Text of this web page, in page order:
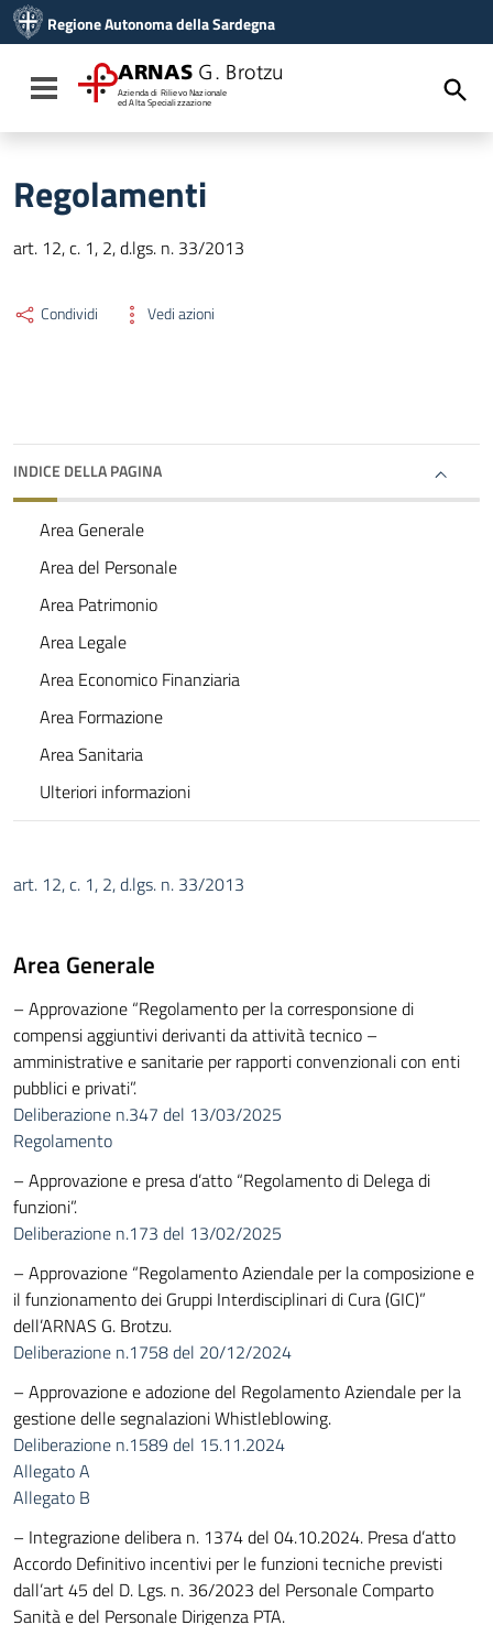
Vai al menu di navigazione
Vai al footer
Regione Autonoma della Sardegna
Toggle navigation
ARNAS G. Brotzu
Azienda di Rilievo Nazionale
ed Alta Specializzazione
Regolamenti
art. 12, c. 1, 2, d.lgs. n. 33/2013
Condividi Vedi azioni
INDICE DELLA PAGINA
Area Generale
Area del Personale
Area Patrimonio
Area Legale
Area Economico Finanziaria
Area Formazione
Area Sanitaria
Ulteriori informazioni
art. 12, c. 1, 2, d.lgs. n. 33/2013
Area Generale
– Approvazione “Regolamento per la corresponsione di
compensi aggiuntivi derivanti da attività tecnico –
amministrative e sanitarie per rapporti convenzionali con enti
pubblici e privati”.
Deliberazione n.347 del 13/03/2025
Regolamento
– Approvazione e presa d’atto “Regolamento di Delega di
funzioni”.
Deliberazione n.173 del 13/02/2025
– Approvazione “Regolamento Aziendale per la composizione e
il funzionamento dei Gruppi Interdisciplinari di Cura (GIC)”
dell’ARNAS G. Brotzu.
Deliberazione n.1758 del 20/12/2024
– Approvazione e adozione del Regolamento Aziendale per la
gestione delle segnalazioni Whistleblowing.
Deliberazione n.1589 del 15.11.2024
Allegato A
Allegato B
– Integrazione delibera n. 1374 del 04.10.2024. Presa d’atto
Accordo Definitivo incentivi per le funzioni tecniche previsti
dall’art 45 del D. Lgs. n. 36/2023 del Personale Comparto
Sanità e del Personale Dirigenza PTA.